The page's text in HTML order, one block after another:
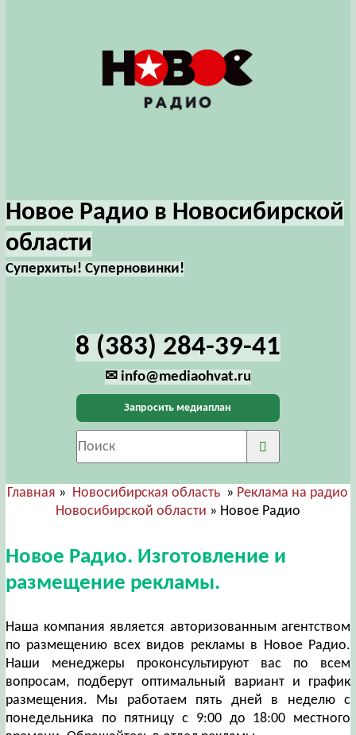
Новое Радио в Новосибирской
области
Суперхиты! Суперновинки!
8 (383) 284-39-41
✉ info@mediaohvat.ru
Запросить медиаплан
Главная » Новосибирская область » Реклама на радио
Новосибирской области » Новое Радио
Новое Радио. Изготовление и
размещение рекламы.
Наша компания является авторизованным агентством
по размещению всех видов рекламы в Новое Радио.
Наши менеджеры проконсультируют вас по всем
вопросам, подберут оптимальный вариант и график
размещения. Мы работаем пять дней в неделю с
понедельника по пятницу с 9:00 до 18:00 местного